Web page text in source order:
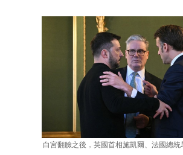
白宮翻臉之後，英國首相施凱爾、法國總統